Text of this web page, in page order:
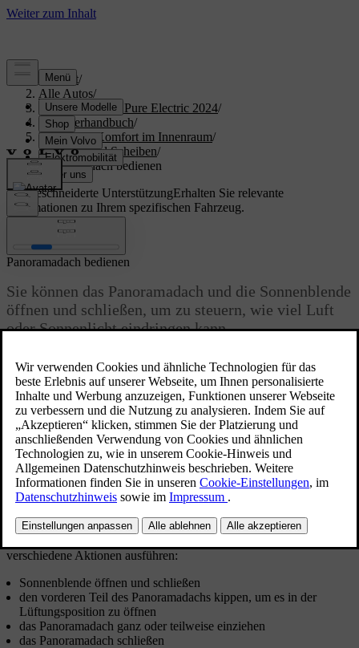
Support/
Alle Autos/
XC40 Recharge Pure Electric 2024/
Benutzerhandbuch/
Klima und Komfort im Innenraum/
Fenster und Scheiben/
Panoramadach bedienen
Maßgeschneiderte UnterstützungErhalten Sie relevante
Informationen zu Ihrem spezifischen Fahrzeug.
Anmelden
Panoramadach bedienen
Sie können das Panoramadach und die Sonnenblende
öffnen und schließen, um zu steuern, wie viel Luft
oder Sonnenlicht eindringen kann.
Sie können das Panoramadach und die Sonnenblende über die
berührungsempfindlichen Bedienelemente in der Deckenkonsole
bedienen.
verschiedene Aktionen ausführen:
Sonnenblende öffnen und schließen
den vorderen Teil des Panoramadachs kippen, um es in der
Lüftungsposition zu öffnen
das Panoramadach ganz oder teilweise einziehen
das Panoramadach schließen